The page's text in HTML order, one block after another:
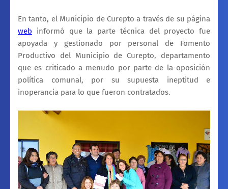
En tanto, el Municipio de Curepto a través de su página
web informó que la parte técnica del proyecto fue
apoyada y gestionado por personal de Fomento
Productivo del Municipio de Curepto, departamento
que es criticado a menudo por parte de la oposición
política comunal, por su supuesta ineptitud e
inoperancia para lo que fueron contratados.